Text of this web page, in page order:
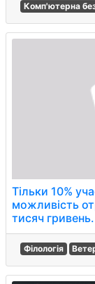
Комп'ютерна
Тільки 10%
можливість
тисяч гривень.
Філологія